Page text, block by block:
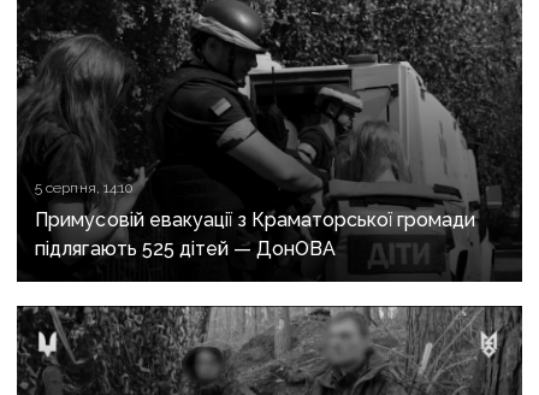
5 серпня, 14:10
Примусовій евакуації з Краматорської громади
підлягають 525 дітей — ДонОВА